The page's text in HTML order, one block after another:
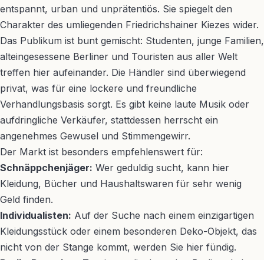
entspannt, urban und unprätentiös. Sie spiegelt den
Charakter des umliegenden Friedrichshainer Kiezes wider.
Das Publikum ist bunt gemischt: Studenten, junge Familien,
alteingesessene Berliner und Touristen aus aller Welt
treffen hier aufeinander. Die Händler sind überwiegend
privat, was für eine lockere und freundliche
Verhandlungsbasis sorgt. Es gibt keine laute Musik oder
aufdringliche Verkäufer, stattdessen herrscht ein
angenehmes Gewusel und Stimmengewirr.
Der Markt ist besonders empfehlenswert für:
Schnäppchenjäger: Wer geduldig sucht, kann hier
Kleidung, Bücher und Haushaltswaren für sehr wenig
Geld finden.
Individualisten: Auf der Suche nach einem einzigartigen
Kleidungsstück oder einem besonderen Deko-Objekt, das
nicht von der Stange kommt, werden Sie hier fündig.